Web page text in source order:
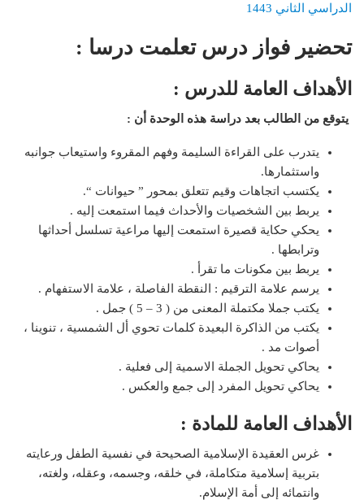
الدراسي الثاني 1443
تحضير فواز درس تعلمت درسا :
الأهداف العامة للدرس :
يتوقع من الطالب بعد دراسة هذه الوحدة أن :
يتدرب على القراءة السليمة وفهم المقروء واستيعاب جوانبه
واستثمارها.
يكتسب اتجاهات وقيم تتعلق بمحور ” حيوانات “.
يربط بين الشخصيات والأحداث فيما استمعت إليه .
يحكي حكاية قصيرة استمعت إليها مراعية تسلسل أحداثها
وترابطها .
يربط بين مكونات ما تقرأ .
يرسم علامة الترقيم : النقطة الفاصلة ، علامة الاستفهام .
يكتب جملا مكتملة المعنى من ( 3 – 5 ) جمل .
يكتب من الذاكرة البعيدة كلمات تحوي أل الشمسية ، تنوينا ،
أصوات مد .
يحاكي تحويل الجملة الاسمية إلى فعلية .
يحاكي تحويل المفرد إلى جمع والعكس .
الأهداف العامة للمادة :
غرس العقيدة الإسلامية الصحيحة في نفسية الطفل ورعايته
بتربية إسلامية متكاملة، في خلقه، وجسمه، وعقله، ولغته،
وانتمائه إلى أمة الإسلام.